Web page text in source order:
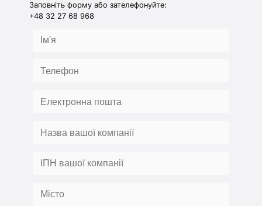
Заповніть форму або зателефонуйте:
+48 32 27 68 968